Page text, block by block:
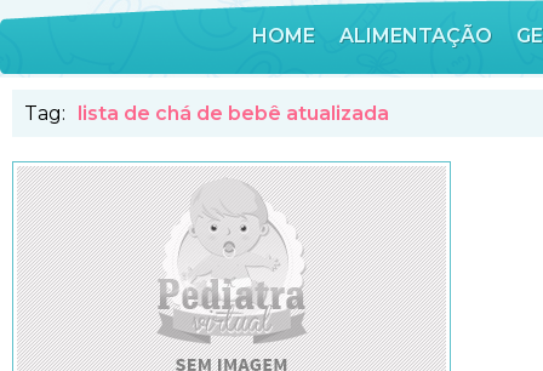
HOME ALIMENTAÇÃO
Tag: lista de chá de bebê atualizada